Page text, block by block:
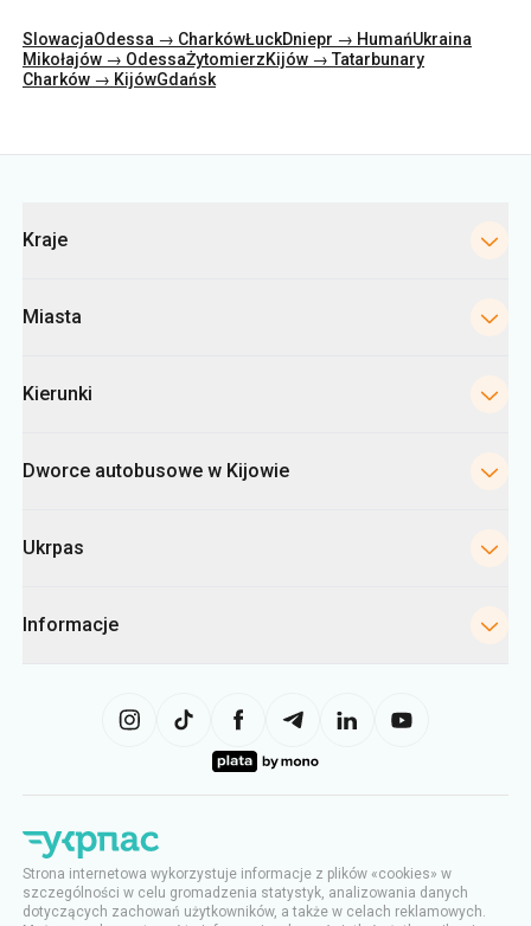
SlowacjaOdessa → CharkówŁuckDniepr → HumańUkraina
Mikołajów → OdessaŻytomierzKijów → Tatarbunary
Charków → KijówGdańsk
Kraje
Miasta
Kierunki
Dworce autobusowe w Kijowie
Ukrpas
Informacje
Strona internetowa wykorzystuje informacje z plików «cookies» w
szczególności w celu gromadzenia statystyk, analizowania danych
dotyczących zachowań użytkowników, a także w celach reklamowych.